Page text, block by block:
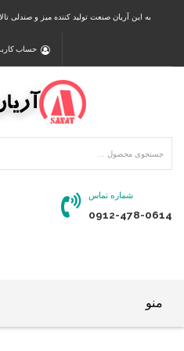
به این آریان صنعت تولید کننده میز و صندلی
حساب
شماره تماس
0912-478-0614
منو